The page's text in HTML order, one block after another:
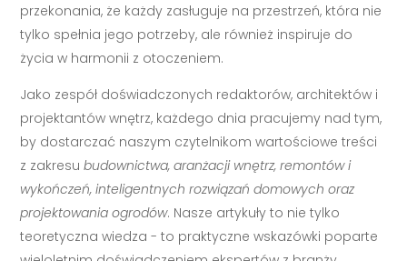
przekonania, że każdy zasługuje na przestrzeń, która nie
tylko spełnia jego potrzeby, ale również inspiruje do
życia w harmonii z otoczeniem.
Jako zespół doświadczonych redaktorów, architektów i
projektantów wnętrz, każdego dnia pracujemy nad tym,
by dostarczać naszym czytelnikom wartościowe treści
z zakresubudownictwa, aranżacji wnętrz, remontów i
wykończeń, inteligentnych rozwiązań domowych oraz
projektowania ogrodów. Nasze artykuły to nie tylko
teoretyczna wiedza - to praktyczne wskazówki poparte